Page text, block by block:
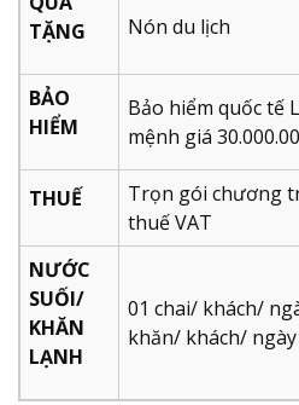
TẶNG
Nón du lịch
BẢO
HIỂM
Bảo hiểm quốc tế
mệnh giá
THUẾ
Trọn gói chương
thuế VAT
NƯỚC
SUỐI/
KHĂN
LẠNH
01 chai/ khách/
khăn/ khách/ ngày